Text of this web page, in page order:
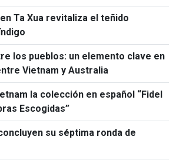
Ta Xua revitaliza el teñido
los pueblos: un elemento clave en
Vietnam y Australia
la colección en español “Fidel
Escogidas”
su séptima ronda de